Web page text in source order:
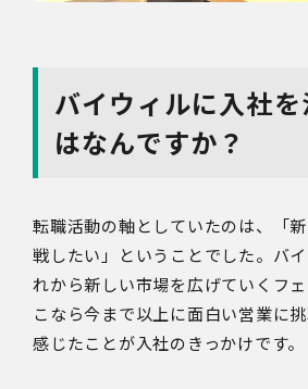
バイウィルに入社
はなんですか？
転職活動の軸としていたのは、「
戦したい」ということでした。バ
れから新しい市場を広げていくフ
こなら今まで以上に面白い営業に
感じたことが入社のきっかけです。